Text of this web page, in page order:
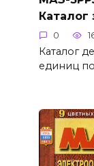
Каталог
0
Каталог
единиц